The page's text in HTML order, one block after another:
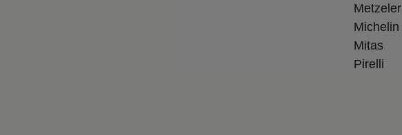
Metzeler
Michelin
Mitas
Pirelli